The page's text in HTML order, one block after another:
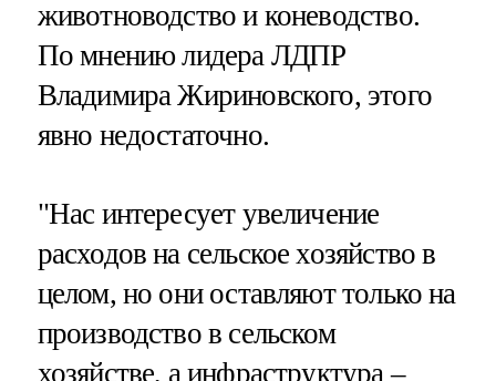
животноводство и коневодство.
По мнению лидера ЛДПР
Владимира Жириновского, этого
явно недостаточно.
"Нас интересует увеличение
расходов на сельское хозяйство в
целом, но они оставляют только на
производство в сельском
хозяйстве, а инфраструктура –